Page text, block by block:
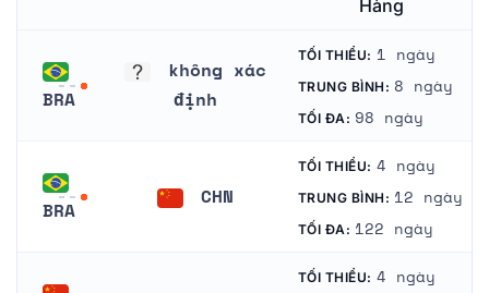
Hàng
BRA
không xác
định
TỐI THIỂU: 1 ngày
TRUNG BÌNH: 8 ngày
TỐI ĐA: 98 ngày
BRA
CHN
TỐI THIỂU: 4 ngày
TRUNG BÌNH: 12 ngày
TỐI ĐA: 122 ngày
TỐI THIỂU: 4 ngày